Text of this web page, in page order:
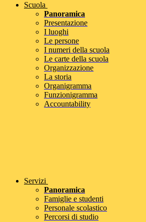
Scuola
Panoramica
Presentazione
I luoghi
Le persone
I numeri della scuola
Le carte della scuola
Organizzazione
La storia
Organigramma
Funzionigramma
Accountability
Servizi
Panoramica
Famiglie e studenti
Personale scolastico
Percorsi di studio